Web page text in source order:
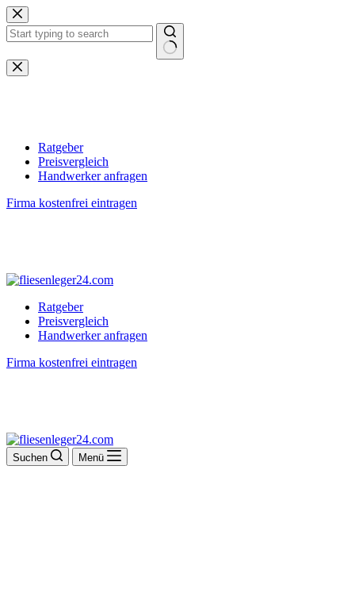
Zum
Inhalt
springen
Keine
Ergebnisse
Ratgeber
Preisvergleich
Handwerker anfragen
Firma kostenfrei eintragen
Ratgeber
Preisvergleich
Handwerker anfragen
Firma kostenfrei eintragen
Suchen Menü